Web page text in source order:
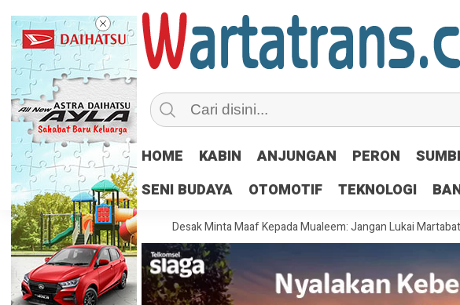
HOME KABIN ANJUNGAN PERON
SENI BUDAYA
OTOMOTIF TEKNOLOGI
Kecam Amran, Desak Minta Maaf Kepada Mualeem: Jangan Lukai Martabat Aceh